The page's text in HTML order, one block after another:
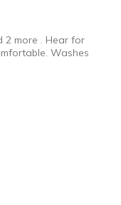
2 more . Hear for
Washes